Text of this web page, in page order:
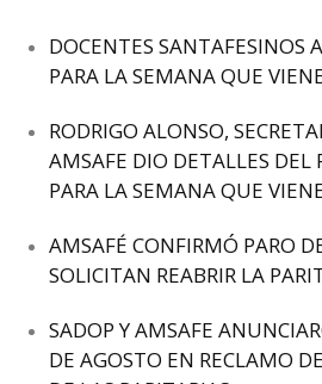
DOCENTES SANTAFESINOS
PARA LA SEMANA QUE
RODRIGO ALONSO,
AMSAFE DIO DETALLES DEL
PARA LA SEMANA QUE
AMSAFÉ CONFIRMÓ PARO
SOLICITAN REABRIR LA
SADOP Y AMSAFE
DE AGOSTO EN RECLAMO